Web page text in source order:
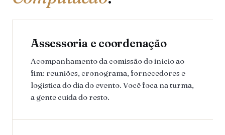
Assessoria e coordenação
Acompanhamento da comissão do início ao
fim: reuniões, cronograma, fornecedores e
logística do dia do evento. Você foca na turma,
a gente cuida do resto.